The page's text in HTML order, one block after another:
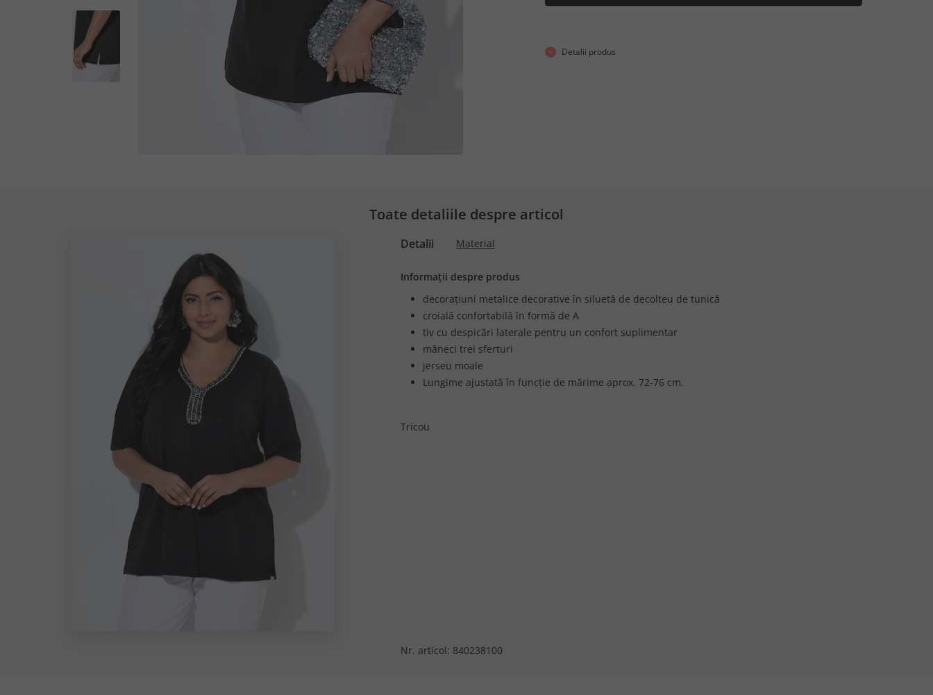
Detalii produs
Toate detaliile despre articol
Detalii Material
Informații despre produs
decorațiuni metalice decorative în siluetă de decolteu de tunică
croială confortabilă în formă de A
tiv cu despicări laterale pentru un confort suplimentar
mâneci trei sferturi
jerseu moale
Lungime ajustată în funcție de mărime aprox. 72-76 cm.
Tricou
Nr. articol: 840238100